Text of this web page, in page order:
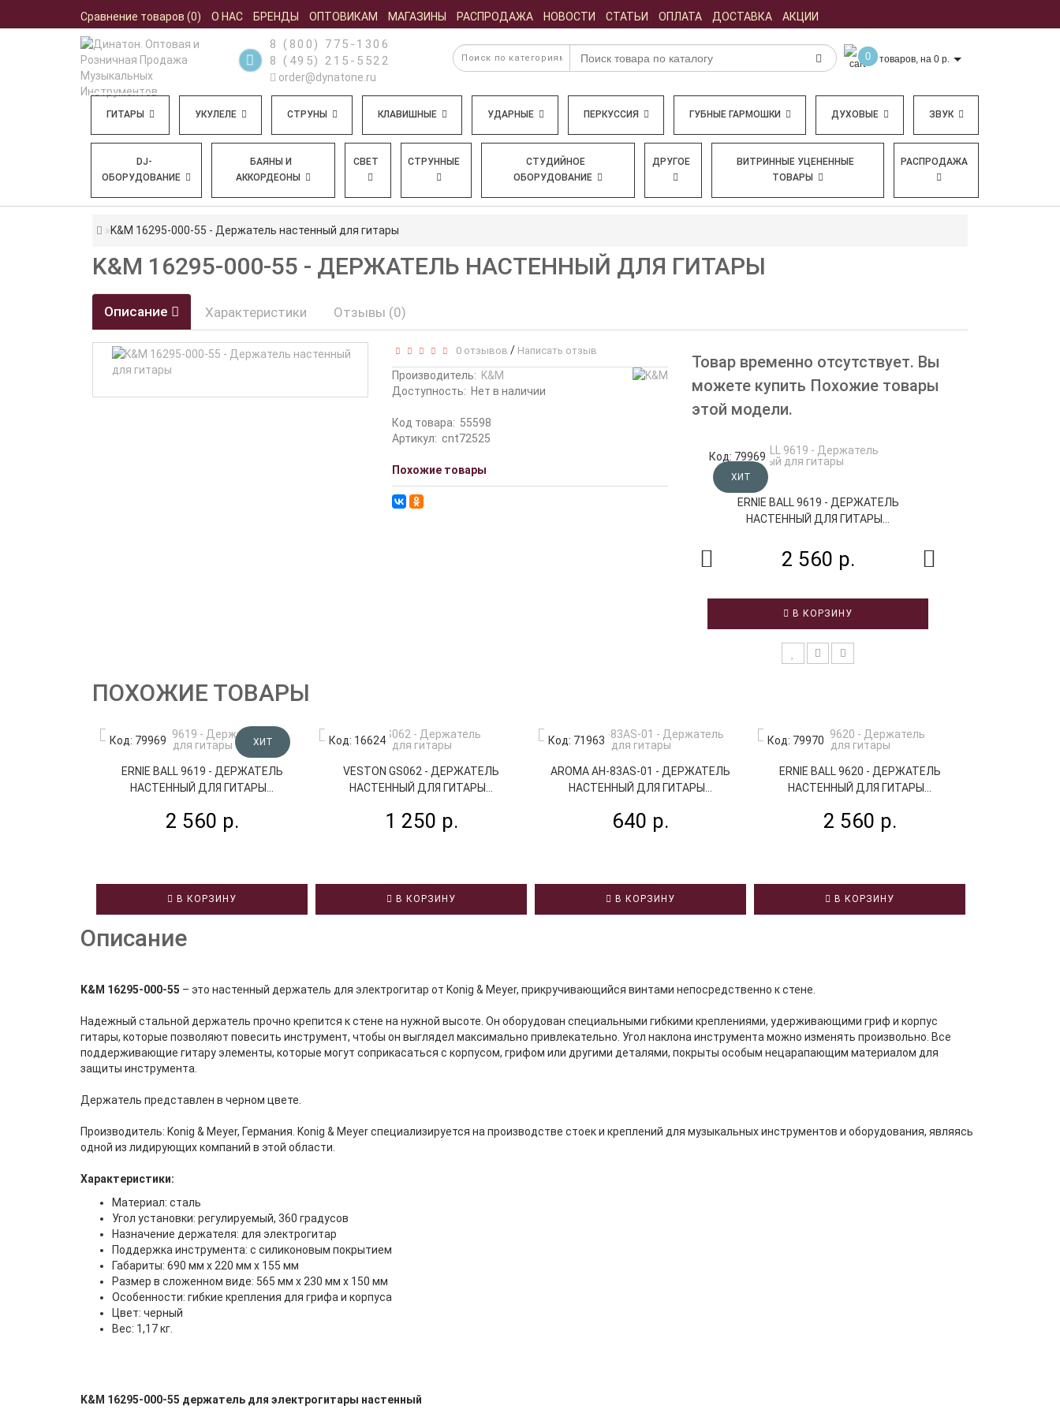
Сравнение товаров (0) О НАС БРЕНДЫ ОПТОВИКАМ МАГАЗИНЫ РАСПРОДАЖА НОВОСТИ СТАТЬИ ОПЛАТА ДОСТАВКА АКЦИИ
8 (800) 775-1306
8 (495) 215-5522
order@dynatone.ru
0 товаров, на 0 р.
ГИТАРЫ УКУЛЕЛЕ СТРУНЫ КЛАВИШНЫЕ УДАРНЫЕ ПЕРКУССИЯ ГУБНЫЕ ГАРМОШКИ ДУХОВЫЕ ЗВУК
DJ-
ОБОРУДОВАНИЕ
БАЯНЫ И
АККОРДЕОНЫ
СВЕТ СТРУННЫЕ
СТУДИЙНОЕ
ОБОРУДОВАНИЕ
ДРУГОЕ
ВИТРИННЫЕ УЦЕНЕННЫЕ
ТОВАРЫ
РАСПРОДАЖА
K&M 16295-000-55 - Держатель настенный для гитары
K&M 16295-000-55 - ДЕРЖАТЕЛЬ НАСТЕННЫЙ ДЛЯ ГИТАРЫ
Описание Характеристики Отзывы (0)
0 отзывов / Написать отзыв
Производитель: K&M
Доступность: Нет в наличии
Код товара: 55598
Артикул: cnt72525
Похожие товары
Товар временно отсутствует. Вы
можете купить Похожие товары
этой модели.
Код: 79969
ХИТ
ERNIE BALL 9619 - ДЕРЖАТЕЛЬ
НАСТЕННЫЙ ДЛЯ ГИТАРЫ...
2 560 р.
В КОРЗИНУ
ПОХОЖИЕ ТОВАРЫ
Код: 79969 ХИТ
ERNIE BALL 9619 - ДЕРЖАТЕЛЬ
НАСТЕННЫЙ ДЛЯ ГИТАРЫ...
2 560 р.
В КОРЗИНУ
Код: 16624
VESTON GS062 - ДЕРЖАТЕЛЬ
НАСТЕННЫЙ ДЛЯ ГИТАРЫ...
1 250 р.
В КОРЗИНУ
Код: 71963
AROMA AH-83AS-01 - ДЕРЖАТЕЛЬ
НАСТЕННЫЙ ДЛЯ ГИТАРЫ...
640 р.
В КОРЗИНУ
Код: 79970
ERNIE BALL 9620 - ДЕРЖАТЕЛЬ
НАСТЕННЫЙ ДЛЯ ГИТАРЫ...
2 560 р.
В КОРЗИНУ
Описание
K&M 16295-000-55 – это настенный держатель для электрогитар от Konig & Meyer, прикручивающийся винтами непосредственно к стене.
Надежный стальной держатель прочно крепится к стене на нужной высоте. Он оборудован специальными гибкими креплениями, удерживающими гриф и корпус
гитары, которые позволяют повесить инструмент, чтобы он выглядел максимально привлекательно. Угол наклона инструмента можно изменять произвольно. Все
поддерживающие гитару элементы, которые могут соприкасаться с корпусом, грифом или другими деталями, покрыты особым нецарапающим материалом для
защиты инструмента.
Держатель представлен в черном цвете.
Производитель: Konig & Meyer, Германия. Konig & Meyer специализируется на производстве стоек и креплений для музыкальных инструментов и оборудования, являясь
одной из лидирующих компаний в этой области.
Характеристики:
Материал: сталь
Угол установки: регулируемый, 360 градусов
Назначение держателя: для электрогитар
Поддержка инструмента: с силиконовым покрытием
Габариты: 690 мм х 220 мм х 155 мм
Размер в сложенном виде: 565 мм x 230 мм x 150 мм
Особенности: гибкие крепления для грифа и корпуса
Цвет: черный
Вес: 1,17 кг.
K&M 16295-000-55 держатель для электрогитары настенный